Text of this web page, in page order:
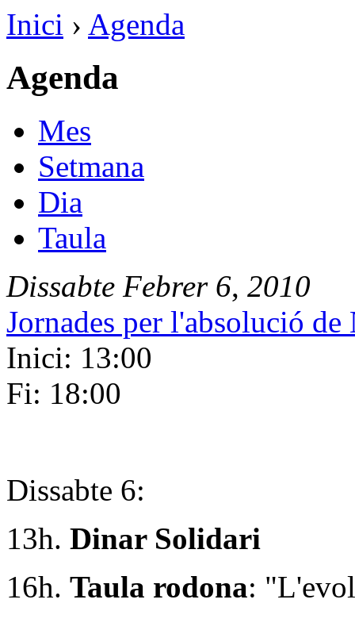
Inici › Agenda
Agenda
Mes
Setmana
Dia
Taula
Dissabte Febrer 6, 2010
Jornades per l'absolució
Inici: 13:00
Fi: 18:00
Dissabte 6:
13h. Dinar Solidari
16h. Taula rodona: